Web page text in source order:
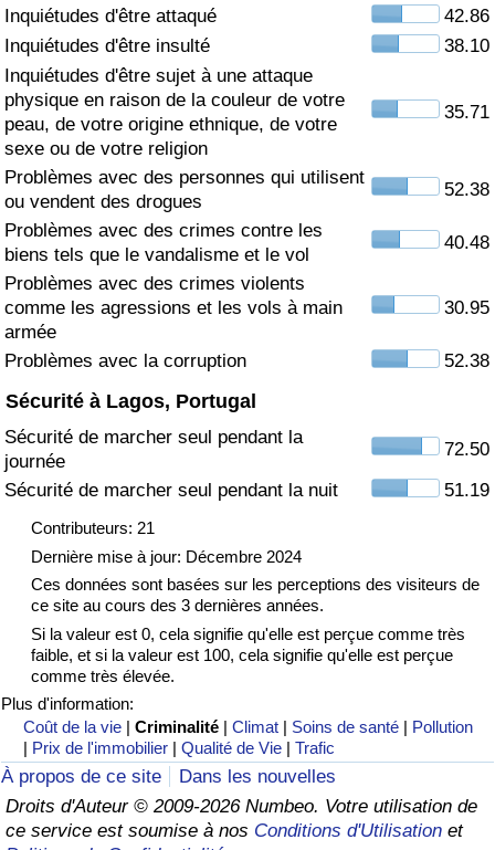
Inquiétudes d'être attaqué
42.86
Inquiétudes d'être insulté
38.10
Inquiétudes d'être sujet à une attaque
physique en raison de la couleur de votre
peau, de votre origine ethnique, de votre
sexe ou de votre religion
35.71
Problèmes avec des personnes qui utilisent
ou vendent des drogues
52.38
Problèmes avec des crimes contre les
biens tels que le vandalisme et le vol
40.48
Problèmes avec des crimes violents
comme les agressions et les vols à main
armée
30.95
Problèmes avec la corruption 52.38
Sécurité à Lagos, Portugal
Sécurité de marcher seul pendant la
journée
72.50
Sécurité de marcher seul pendant la nuit
51.19
Contributeurs: 21
Dernière mise à jour: Décembre 2024
Ces données sont basées sur les perceptions des visiteurs de
ce site au cours des 3 dernières années.
Si la valeur est 0, cela signifie qu'elle est perçue comme très
faible, et si la valeur est 100, cela signifie qu'elle est perçue
comme très élevée.
Plus d'information:
Coût de la vie |Criminalité |Climat | Soins de santé | Pollution
| Prix de l'immobilier |Qualité de Vie |Trafic
À propos de ce site
Dans les nouvelles
Droits d'Auteur © 2009-2026 Numbeo. Votre utilisation de
ce service est soumise à nos Conditions d'Utilisation et
Indice des soins de santé
Indice des soins de santé par Pays
Pollution
Indice de Pollution (Actuel)
Indice de pollution
Indice de Pollution par Pays
Trafic
Indice de Trafic
Indice de Trafic (Actuel)
Indice de Trafic par Pays